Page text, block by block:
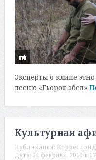
Эксперты о клипе
песню «Гьорол эбел»
Культурная
Публикация:
Дата: 04 февраля, 2019 в